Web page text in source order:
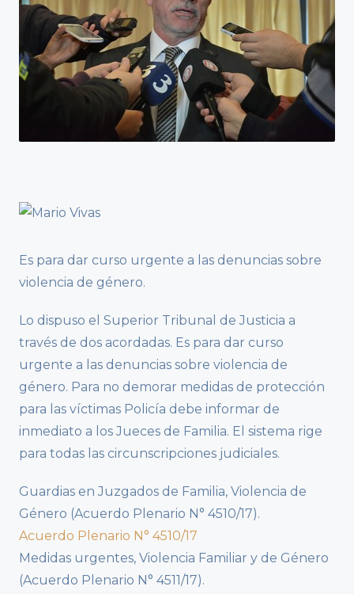
Es para dar curso urgente a las denuncias sobre
violencia de género.
Lo dispuso el Superior Tribunal de Justicia a
través de dos acordadas. Es para dar curso
urgente a las denuncias sobre violencia de
género. Para no demorar medidas de protección
para las víctimas Policía debe informar de
inmediato a los Jueces de Familia. El sistema rige
para todas las circunscripciones judiciales.
Guardias en Juzgados de Familia, Violencia de
Género (Acuerdo Plenario N° 4510/17).
Acuerdo Plenario N° 4510/17
Medidas urgentes, Violencia Familiar y de Género
(Acuerdo Plenario N° 4511/17).